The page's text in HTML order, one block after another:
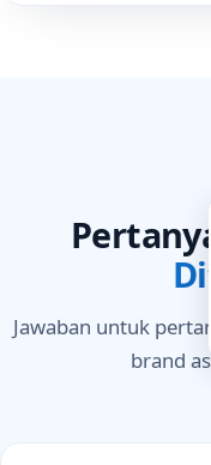
Jawaban untuk
brand